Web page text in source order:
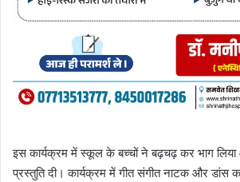
इस कार्यक्रम में स्कूल के बच्चों ने बढ़चढ़ कर भाग
प्रस्तुति दी। कार्यक्रम में गीत संगीत नाटक और डांस